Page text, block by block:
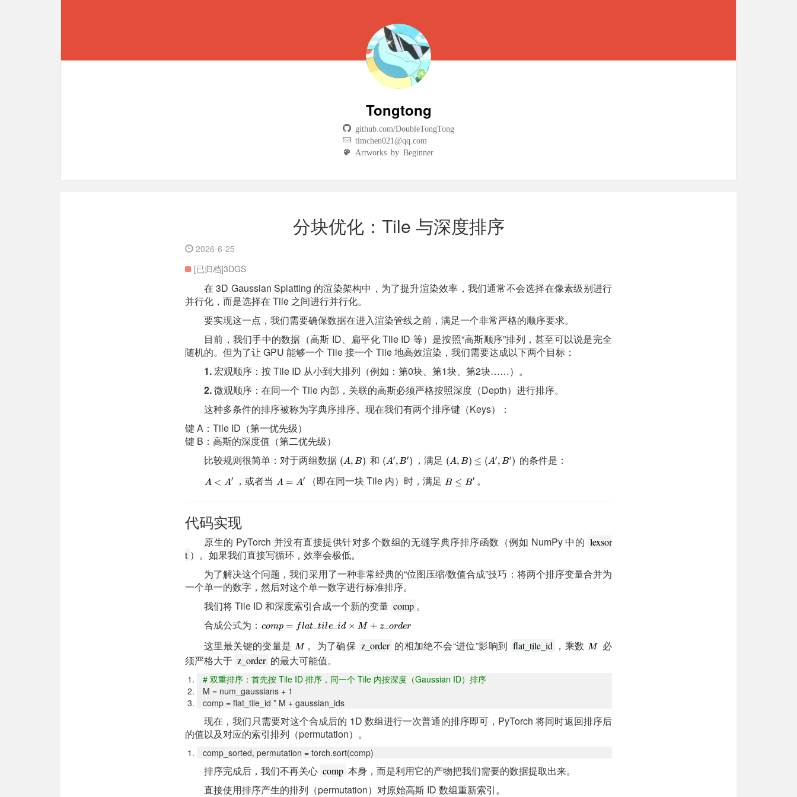
Tongtong
github.com/DoubleTongTong
timchen021@qq.com
Artworks by Beginner
分块优化：Tile 与深度排序
2026-6-25
[已归档]3DGS
在 3D Gaussian Splatting 的渲染架构中，为了提升渲染效率，我们通常不会选择在像素级别进行
并行化，而是选择在 Tile 之间进行并行化。
要实现这一点，我们需要确保数据在进入渲染管线之前，满足一个非常严格的顺序要求。
目前，我们手中的数据（高斯 ID、扁平化 Tile ID 等）是按照“高斯顺序”排列，甚至可以说是完全
随机的。但为了让 GPU 能够一个 Tile 接一个 Tile 地高效渲染，我们需要达成以下两个目标：
1.宏观顺序：按 Tile ID 从小到大排列（例如：第0块、第1块、第2块……）。
2.微观顺序：在同一个 Tile 内部，关联的高斯必须严格按照深度（Depth）进行排序。
这种多条件的排序被称为字典序排序。现在我们有两个排序键（Keys）：
键 A：Tile ID（第一优先级）
键 B：高斯的深度值（第二优先级）
比较规则很简单：对于两组数据
和 ，满足
的条件是：
，或者当
（即在同一块 Tile 内）时，满足 。
代码实现
原生的 PyTorch 并没有直接提供针对多个数组的无缝字典序排序函数（例如 NumPy 中的 lexsor
t ）。如果我们直接写循环，效率会极低。
为了解决这个问题，我们采用了一种非常经典的“位图压缩/数值合成”技巧：将两个排序变量合并为
一个单一的数字，然后对这个单一数字进行标准排序。
我们将 Tile ID 和深度索引合成一个新的变量 comp 。
合成公式为：
这里最关键的变量是
。为了确保 z_order 的相加绝不会“进位”影响到 flat_tile_id ，乘数
必
须严格大于 z_order 的最大可能值。
# 双重排序：首先按 Tile ID 排序，同一个 Tile 内按深度（Gaussian ID）排序
M = num_gaussians + 1
comp = flat_tile_id * M + gaussian_ids
现在，我们只需要对这个合成后的 1D 数组进行一次普通的排序即可，PyTorch 将同时返回排序后
的值以及对应的索引排列（permutation）。
comp_sorted, permutation = torch.sort(comp)
排序完成后，我们不再关心 comp 本身，而是利用它的产物把我们需要的数据提取出来。
直接使用排序产生的排列（permutation）对原始高斯 ID 数组重新索引。